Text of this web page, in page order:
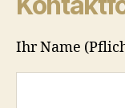
Ihr Name